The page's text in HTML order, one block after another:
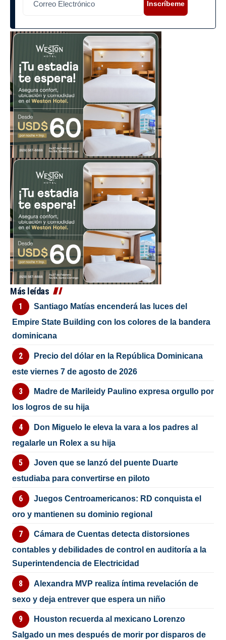
Inscríbeme
Más leídas
Santiago Matías encenderá las luces del
Empire State Building con los colores de la bandera
dominicana
Precio del dólar en la República Dominicana
este viernes 7 de agosto de 2026
Madre de Marileidy Paulino expresa orgullo por
los logros de su hija
Don Miguelo le eleva la vara a los padres al
regalarle un Rolex a su hija
Joven que se lanzó del puente Duarte
estudiaba para convertirse en piloto
Juegos Centroamericanos: RD conquista el
oro y mantienen su dominio regional
Cámara de Cuentas detecta distorsiones
contables y debilidades de control en auditoría a la
Superintendencia de Electricidad
Alexandra MVP realiza íntima revelación de
sexo y deja entrever que espera un niño
Houston recuerda al mexicano Lorenzo
Salgado un mes después de morir por disparos de